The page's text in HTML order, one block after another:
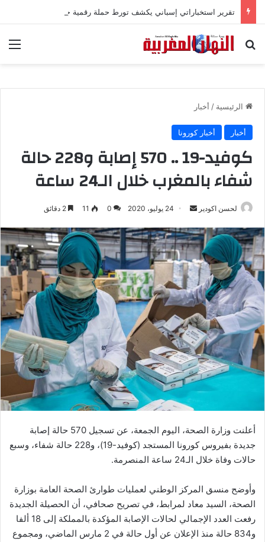
بحث عن
الرئيسية / أخبار
أخبار أخبار كورونا
كوفيد-19 .. 570 إصابة و228 حالة
شفاء بالمغرب خلال الـ24 ساعة
لحسن اكودير
س
ل
ب
ر
ي
د
ا
إ
ل
ك
ت
و
ي
ا
24 يوليو، 2020 0
11
أعلنت وزارة الصحة، اليوم الجمعة، عن تسجيل 570 حالة إصابة
جديدة بفيروس كورونا المستجد (كوفيد-19)، و228 حالة شفاء، وسبع
حالات وفاة خلال الـ24 ساعة المنصرمة.
وأوضح منسق المركز الوطني لعمليات طوارئ الصحة العامة بوزارة
الصحة، السيد معاد لمرابط، في تصريح صحافي، أن الحصيلة الجديدة
رفعت العدد الإجمالي لحالات الإصابة المؤكدة بالمملكة إلى 18 ألفا
و834 حالة منذ الإعلان عن أول حالة في 2 مارس الماضي، ومجموع